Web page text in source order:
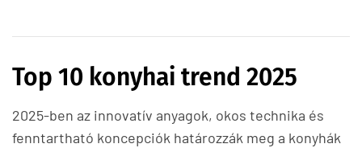
Top 10 konyhai trend 2025
2025-ben az innovatív anyagok, okos technika és
fenntartható koncepciók határozzák meg a konyhák